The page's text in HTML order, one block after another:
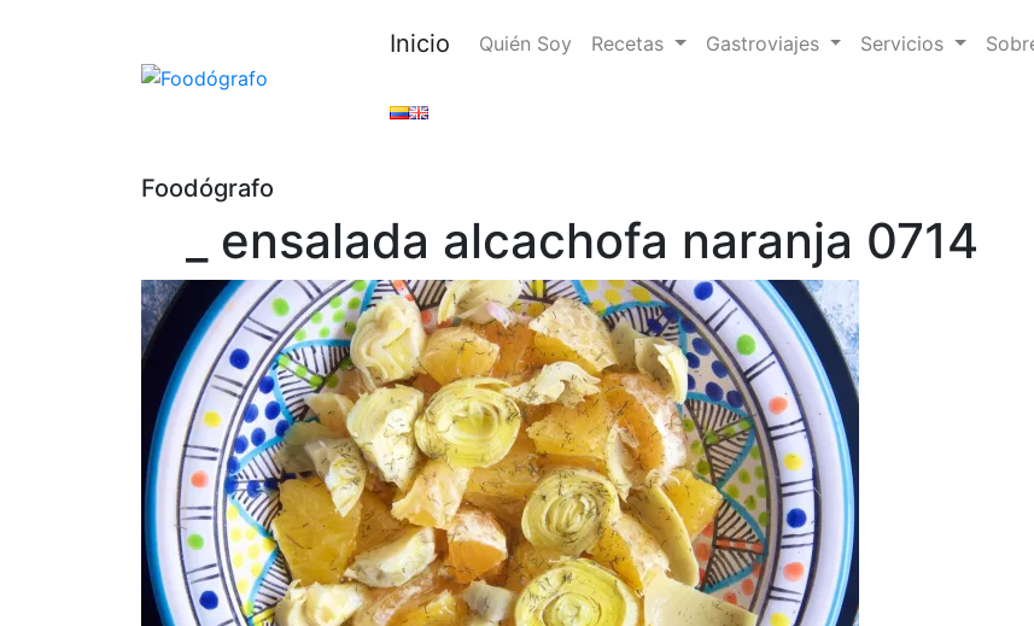
Inicio Quién Soy Recetas Gastroviajes Servicios
Foodógrafo
_ ensalada alcachofa naranja 0714